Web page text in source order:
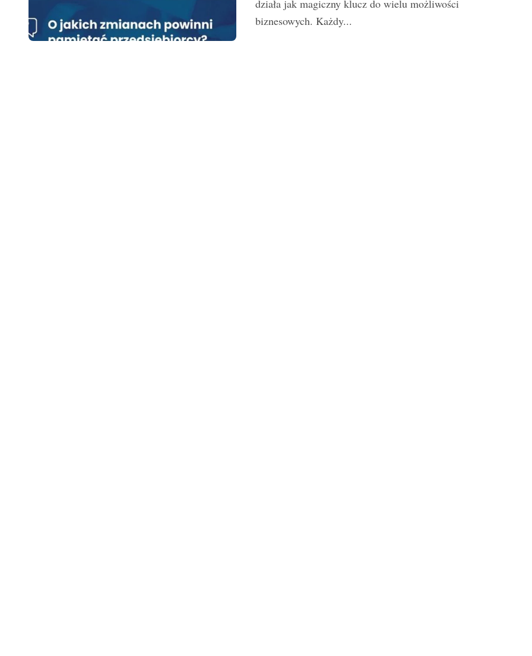
działa jak magiczny klucz do wielu możliwości
biznesowych. Każdy...